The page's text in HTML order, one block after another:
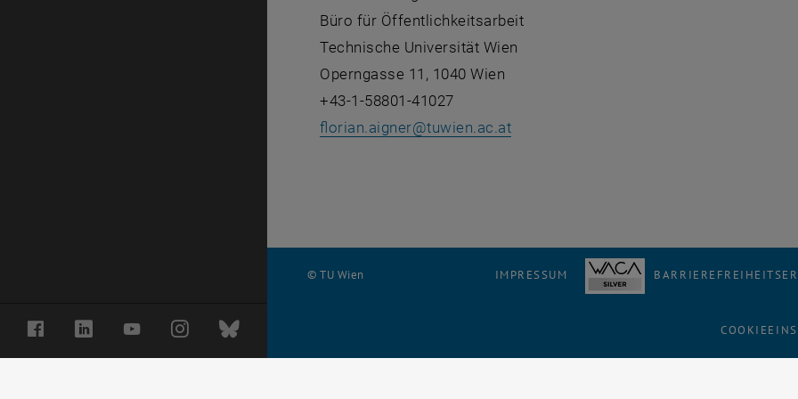
FacebookLinkedInYouTubeInstagramBluesky
Büro für Öffentlichkeitsarbeit
Technische Universität Wien
Operngasse 11, 1040 Wien
+43-1-58801-41027
florian.aigner@tuwien.ac.at
© TU Wien IMPRESSUM